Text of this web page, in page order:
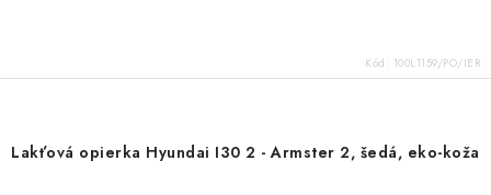
Kód: 100L1159/PO/IER
Lakťová opierka Hyundai I30 2 - Armster 2, šedá, eko-koža